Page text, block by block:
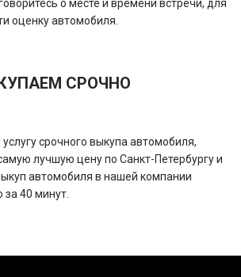
о месте и времени встречи, для
оценку автомобиля.
СРОЧНО
срочного выкупа автомобиля,
лучшую цену по Санкт-Петербургу и
автомобиля в нашей компании
за 40 минут.